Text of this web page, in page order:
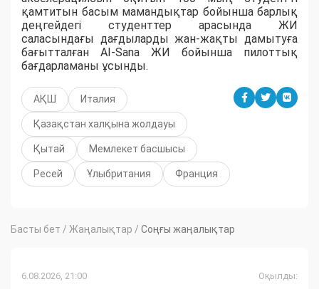
қамтитын басым мамандықтар бойынша барлық
деңгейдегі студенттер арасында ЖИ
саласындағы дағдыларды жан-жақты дамытуға
бағытталған AI-Sana ЖИ бойынша пилоттық
бағдарламаны ұсынды.
АҚШ Италия
Қазақстан халқына жолдауы
Қытай Мемлекет басшысы
Ресей Ұлыбритания Франция
Басты бет / Жаңалықтар / Соңғы жаңалықтар
6.08.2026, 21:00 Оқылды: